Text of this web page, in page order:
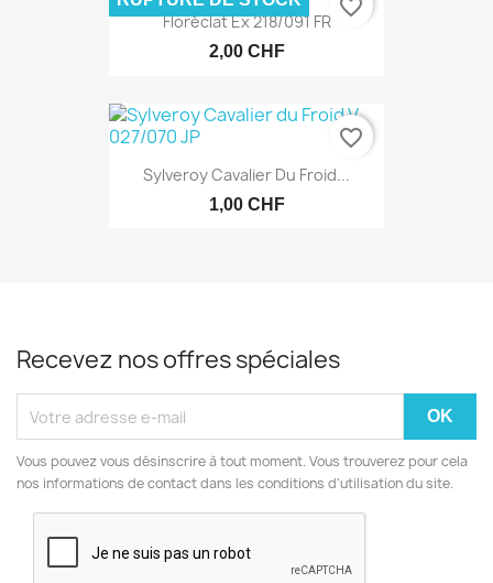
Floréclat Ex 218/091 FR
2,00 CHF
favorite_border
Sylveroy Cavalier Du Froid...
1,00 CHF
favorite_border
Recevez nos offres spéciales
Vous pouvez vous désinscrire à tout moment. Vous trouverez pour cela
nos informations de contact dans les conditions d'utilisation du site.